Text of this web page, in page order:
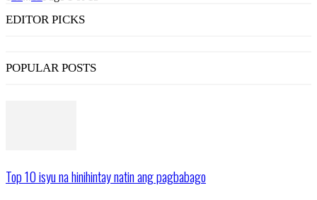
EDITOR PICKS
POPULAR POSTS
Top 10 isyu na hinihintay natin ang pagbabago